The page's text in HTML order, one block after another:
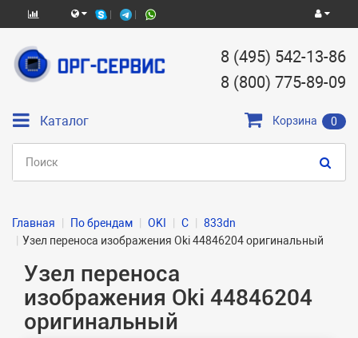
8 (495) 542-13-86
8 (800) 775-89-09
Каталог Корзина 0
Главная По брендам OKI C
833dn
Узел переноса изображения Oki 44846204 оригинальный
Узел переноса
изображения Oki 44846204
оригинальный